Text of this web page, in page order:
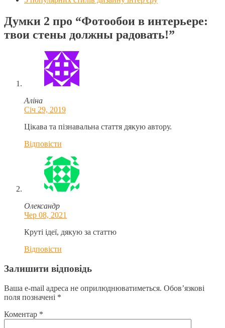
Думки 2 про “Фотообои в интерьере:
твои стены должны радовать!”
Аліна
Січ 29, 2019
Цікава та пізнавальна стаття дякую автору.
Відповіcти
Олександр
Чер 08, 2021
Круті ідеї, дякую за статтю
Відповіcти
Залишити відповідь
Ваша e-mail адреса не оприлюднюватиметься. Обов’язкові
поля позначені *
Коментар *